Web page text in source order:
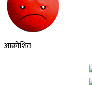
आक्रोशित